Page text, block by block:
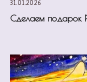
31.01.2026
Сделаем подарок